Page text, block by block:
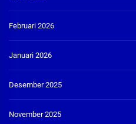
Februari 2026
Januari 2026
Desember 2025
November 2025